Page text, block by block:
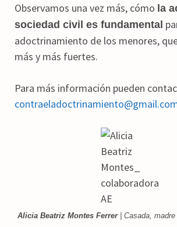
Observamos una vez más, cómo la
sociedad civil es fundamental
adoctrinamiento de los menores,
más y más fuertes.
Para más información pueden
Alicia Beatriz Montes Ferrer| Casada,